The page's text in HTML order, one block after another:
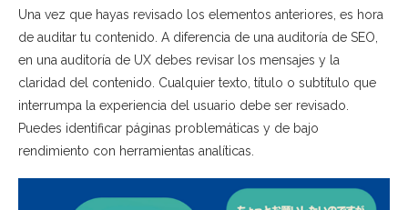
Una vez que hayas revisado los elementos anteriores, es hora
de auditar tu contenido. A diferencia de una auditoría de SEO,
en una auditoría de UX debes revisar los mensajes y la
claridad del contenido. Cualquier texto, título o subtítulo que
interrumpa la experiencia del usuario debe ser revisado.
Puedes identificar páginas problemáticas y de bajo
rendimiento con herramientas analíticas.